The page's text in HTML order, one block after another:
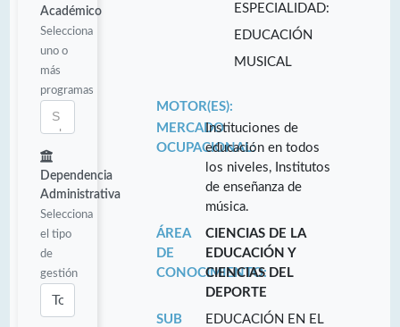
Académico
Selecciona
uno o
más
programas
Dependencia
Administrativa
Selecciona
el tipo
de
gestión
ESPECIALIDAD:
EDUCACIÓN
MUSICAL
MOTOR(ES):
MERCADO
OCUPACIONAL:
Instituciones de
educación en todos
los niveles, Institutos
de enseñanza de
música.
ÁREA
DE
CONOCIMIENTO:
CIENCIAS DE LA
EDUCACIÓN Y
CIENCIAS DEL
DEPORTE
SUB
EDUCACIÓN EN EL